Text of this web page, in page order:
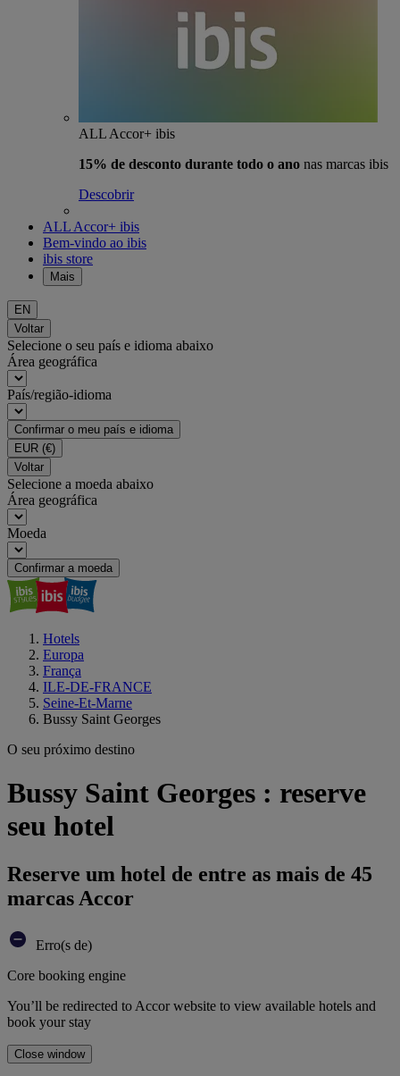
ALL Accor+ ibis
15% de desconto durante todo o ano nas marcas ibis
Descobrir
ALL Accor+ ibis
Bem-vindo ao ibis
ibis store
Mais
EN
Voltar
Selecione o seu país e idioma abaixo
Área geográfica
País/região-idioma
Confirmar o meu país e idioma
EUR (€)
Voltar
Selecione a moeda abaixo
Área geográfica
Moeda
Confirmar a moeda
Hotels
Europa
França
ILE-DE-FRANCE
Seine-Et-Marne
Bussy Saint Georges
O seu próximo destino
Bussy Saint Georges : reserve
seu hotel
Reserve um hotel de entre as mais de 45
marcas Accor
Erro(s de)
Core booking engine
You’ll be redirected to Accor website to view available hotels and
book your stay
Close window